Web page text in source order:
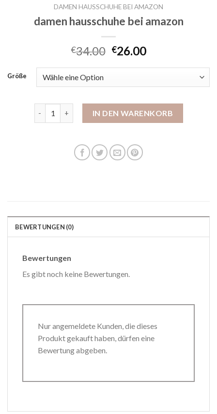
DAMEN HAUSSCHUHE BEI AMAZON
damen hausschuhe bei amazon
€34.00 €26.00
Größe
IN DEN WARENKORB
BEWERTUNGEN (0)
Bewertungen
Es gibt noch keine Bewertungen.
Nur angemeldete Kunden, die dieses
Produkt gekauft haben, dürfen eine
Bewertung abgeben.